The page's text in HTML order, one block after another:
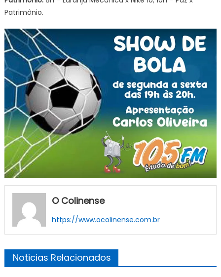
Patrimônio.
O Colinense
https://www.ocolinense.com.br
Noticias Relacionados